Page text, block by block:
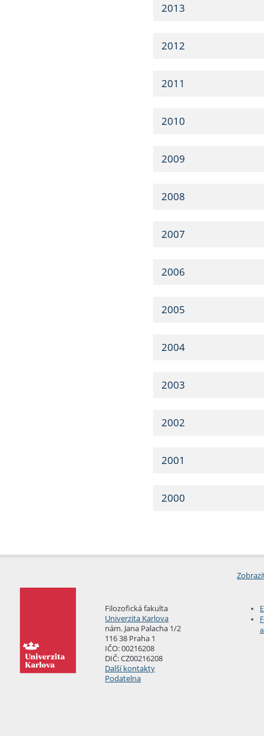
2013
2012
2011
2010
2009
2008
2007
2006
2005
2004
2003
2002
2001
2000
Filozofická fakulta
Univerzita Karlova
nám. Jana Palacha 1/2
116 38 Praha 1
IČO: 00216208
DIČ: CZ00216208
Další kontakty
Podatelna